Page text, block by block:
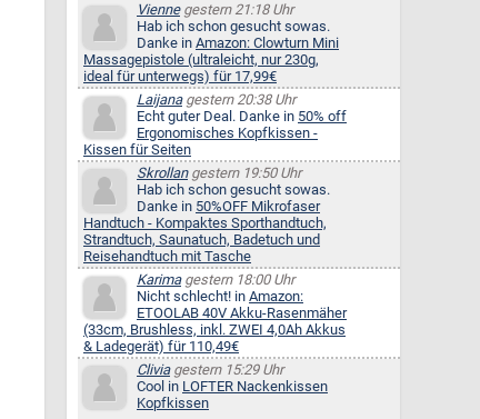
Viennegestern 21:18 Uhr
Hab ich schon gesucht sowas.
Danke in Amazon: Clowturn Mini
Massagepistole (ultraleicht, nur 230g,
ideal für unterwegs) für 17,99€
Laijanagestern 20:38 Uhr
Echt guter Deal. Danke in 50% off
Ergonomisches Kopfkissen -
Kissen für Seiten
Skrollangestern 19:50 Uhr
Hab ich schon gesucht sowas.
Danke in 50%OFF Mikrofaser
Handtuch - Kompaktes Sporthandtuch,
Strandtuch, Saunatuch, Badetuch und
Reisehandtuch mit Tasche
Karimagestern 18:00 Uhr
Nicht schlecht! in Amazon:
ETOOLAB 40V Akku-Rasenmäher
(33cm, Brushless, inkl. ZWEI 4,0Ah Akkus
& Ladegerät) für 110,49€
Cliviagestern 15:29 Uhr
Cool in LOFTER Nackenkissen
Kopfkissen